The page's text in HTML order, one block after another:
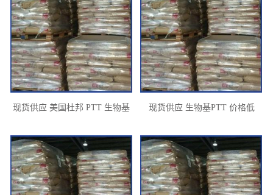
现货供应 美国杜邦 PTT 生物基
现货供应 生物基PTT 价格低